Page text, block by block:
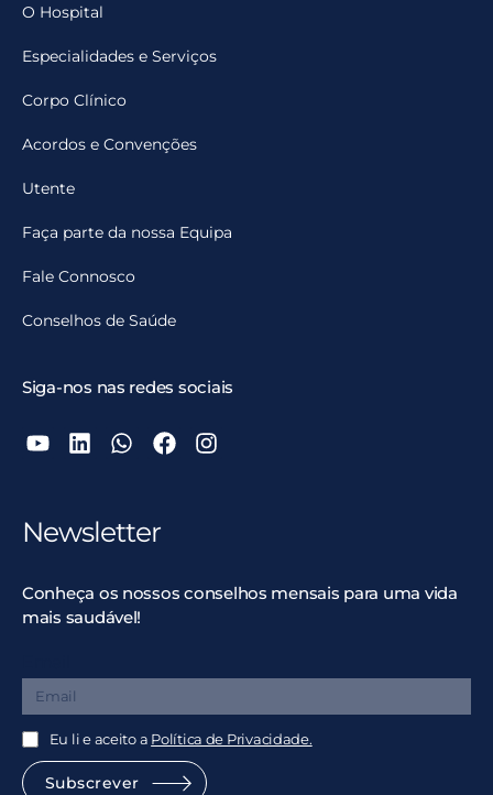
O Hospital
Especialidades e Serviços
Corpo Clínico
Acordos e Convenções
Utente
Faça parte da nossa Equipa
Fale Connosco
Conselhos de Saúde
Siga-nos nas redes sociais
Newsletter
Conheça os nossos conselhos mensais para uma vida
mais saudável!
Eu li e aceito a Política de Privacidade.
Subscrever